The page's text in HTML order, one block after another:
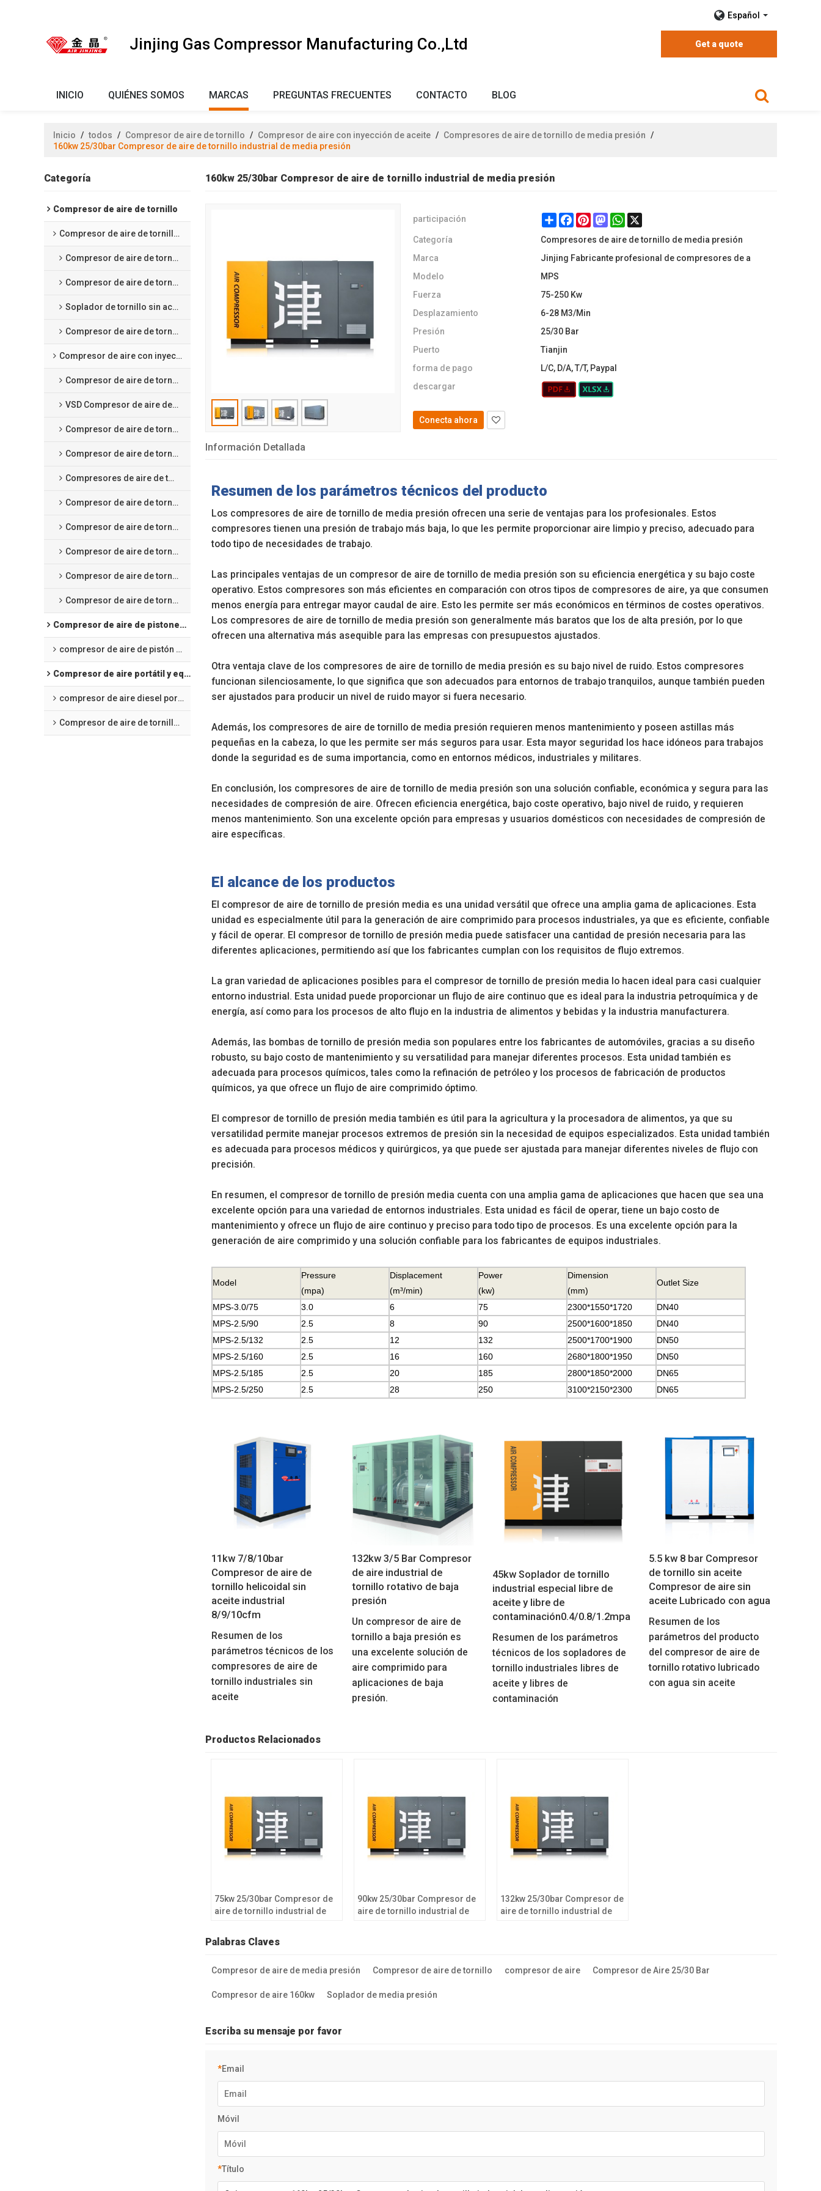
Español
Jinjing Gas Compressor Manufacturing Co.,Ltd Get a quote
INICIO QUIÉNES SOMOS MARCAS PREGUNTAS FRECUENTES CONTACTO BLOG
Inicio / todos / Compresor de aire de tornillo / Compresor de aire con inyección de aceite / Compresores de aire de tornillo de media presión /
160kw 25/30bar Compresor de aire de tornillo industrial de media presión
Categoría
Compresor de aire de tornillo
Compresor de aire de tornillo sin aceite
Compresor de aire de tornillo lubricado por agua
Compresor de aire de tornillo tipo seco
Soplador de tornillo sin aceite
Compresor de aire de tornillo scroll sin aceite
Compresor de aire con inyección de aceite
Compresor de aire de tornillo de velocidad fija
VSD Compresor de aire de tornillo a velocidad variable
Compresor de aire de tornillo con magneto permanente VSD
Compresor de aire de tornillo a baja presión
Compresores de aire de tornillo de media presión
Compresor de aire de tornillo de dos etapas de velocidad fija
Compresor de aire de tornillo de dos etapas con magneto permanente VSD
Compresor de aire de tornillo 4 en 1 integrado
Compresor de aire de tornillo para corte láser
Compresor de aire de tornillo de frecuencia variable de imanes permanentes refrigerado por aceite
Compresor de aire de pistones alternativos
compresor de aire de pistón de presión media
Compresor de aire portátil y equipo de minería
compresor de aire diesel portátil
Compresor de aire de tornillo portátil eléctrico
160kw 25/30bar Compresor de aire de tornillo industrial de media presión
participación ShareFacebook
PinterestMastodonWhatsApp
Categoría
Compresores de aire de tornillo de media presión
Marca
Jinjing Fabricante profesional de compresores de a
Modelo
MPS
Fuerza
75-250 Kw
Desplazamiento
6-28 M3/Min
Presión
25/30 Bar
Puerto
Tianjin
forma de pago
L/C, D/A, T/T, Paypal
descargar
Conecta ahora
Información Detallada
Resumen de los parámetros técnicos del producto
Los compresores de aire de tornillo de media presión ofrecen una serie de ventajas para los profesionales. Estos
compresores tienen una presión de trabajo más baja, lo que les permite proporcionar aire limpio y preciso, adecuado para
todo tipo de necesidades de trabajo.
Las principales ventajas de un compresor de aire de tornillo de media presión son su eficiencia energética y su bajo coste
operativo. Estos compresores son más eficientes en comparación con otros tipos de compresores de aire, ya que consumen
menos energía para entregar mayor caudal de aire. Esto les permite ser más económicos en términos de costes operativos.
Los compresores de aire de tornillo de media presión son generalmente más baratos que los de alta presión, por lo que
ofrecen una alternativa más asequible para las empresas con presupuestos ajustados.
Otra ventaja clave de los compresores de aire de tornillo de media presión es su bajo nivel de ruido. Estos compresores
funcionan silenciosamente, lo que significa que son adecuados para entornos de trabajo tranquilos, aunque también pueden
ser ajustados para producir un nivel de ruido mayor si fuera necesario.
Además, los compresores de aire de tornillo de media presión requieren menos mantenimiento y poseen astillas más
pequeñas en la cabeza, lo que les permite ser más seguros para usar. Esta mayor seguridad los hace idóneos para trabajos
donde la seguridad es de suma importancia, como en entornos médicos, industriales y militares.
En conclusión, los compresores de aire de tornillo de media presión son una solución confiable, económica y segura para las
necesidades de compresión de aire. Ofrecen eficiencia energética, bajo coste operativo, bajo nivel de ruido, y requieren
menos mantenimiento. Son una excelente opción para empresas y usuarios domésticos con necesidades de compresión de
aire específicas.
El alcance de los productos
El compresor de aire de tornillo de presión media es una unidad versátil que ofrece una amplia gama de aplicaciones. Esta
unidad es especialmente útil para la generación de aire comprimido para procesos industriales, ya que es eficiente, confiable
y fácil de operar. El compresor de tornillo de presión media puede satisfacer una cantidad de presión necesaria para las
diferentes aplicaciones, permitiendo así que los fabricantes cumplan con los requisitos de flujo extremos.
La gran variedad de aplicaciones posibles para el compresor de tornillo de presión media lo hacen ideal para casi cualquier
entorno industrial. Esta unidad puede proporcionar un flujo de aire continuo que es ideal para la industria petroquímica y de
energía, así como para los procesos de alto flujo en la industria de alimentos y bebidas y la industria manufacturera.
Además, las bombas de tornillo de presión media son populares entre los fabricantes de automóviles, gracias a su diseño
robusto, su bajo costo de mantenimiento y su versatilidad para manejar diferentes procesos. Esta unidad también es
adecuada para procesos químicos, tales como la refinación de petróleo y los procesos de fabricación de productos
químicos, ya que ofrece un flujo de aire comprimido óptimo.
El compresor de tornillo de presión media también es útil para la agricultura y la procesadora de alimentos, ya que su
versatilidad permite manejar procesos extremos de presión sin la necesidad de equipos especializados. Esta unidad también
es adecuada para procesos médicos y quirúrgicos, ya que puede ser ajustada para manejar diferentes niveles de flujo con
precisión.
En resumen, el compresor de tornillo de presión media cuenta con una amplia gama de aplicaciones que hacen que sea una
excelente opción para una variedad de entornos industriales. Esta unidad es fácil de operar, tiene un bajo costo de
mantenimiento y ofrece un flujo de aire continuo y preciso para todo tipo de procesos. Es una excelente opción para la
generación de aire comprimido y una solución confiable para los fabricantes de equipos industriales.
Model
Pressure
(mpa)
Displacement
(m³/min)
Power
(kw)
Dimension
(mm)
Outlet Size
MPS-3.0/75 3.0 6 75 2300*1550*1720
DN40
MPS-2.5/90
2.5 8 90 2500*1600*1850
DN40
MPS-2.5/132
2.5 12 132 2500*1700*1900
DN50
MPS-2.5/160
2.5 16 160 2680*1800*1950
DN50
MPS-2.5/185
2.5 20 185 2800*1850*2000
DN65
MPS-2.5/250
2.5 28 250 3100*2150*2300 DN65
11kw 7/8/10bar
Compresor de aire de
tornillo helicoidal sin
aceite industrial
8/9/10cfm
Resumen de los
parámetros técnicos de los
compresores de aire de
tornillo industriales sin
aceite
132kw 3/5 Bar Compresor
de aire industrial de
tornillo rotativo de baja
presión
Un compresor de aire de
tornillo a baja presión es
una excelente solución de
aire comprimido para
aplicaciones de baja
presión.
45kw Soplador de tornillo
industrial especial libre de
aceite y libre de
contaminación0.4/0.8/1.2mpa
Resumen de los parámetros
técnicos de los sopladores de
tornillo industriales libres de
aceite y libres de
contaminación
5.5 kw 8 bar Compresor
de tornillo sin aceite
Compresor de aire sin
aceite Lubricado con agua
Resumen de los
parámetros del producto
del compresor de aire de
tornillo rotativo lubricado
con agua sin aceite
Productos Relacionados
75kw 25/30bar Compresor de
aire de tornillo industrial de
90kw 25/30bar Compresor de
aire de tornillo industrial de
132kw 25/30bar Compresor de
aire de tornillo industrial de
Palabras Claves
Compresor de aire de media presión Compresor de aire de tornillo compresor de aire Compresor de Aire 25/30 Bar
Compresor de aire 160kw Soplador de media presión
Escriba su mensaje por favor
*Email
Móvil
*Título